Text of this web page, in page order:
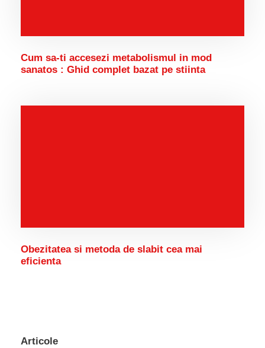
Cum sa-ti accesezi metabolismul in mod
sanatos : Ghid complet bazat pe stiinta
Obezitatea si metoda de slabit cea mai
eficienta
Articole